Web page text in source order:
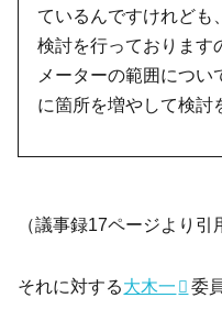
ているんですけれども
検討を行っております
メーターの範囲につい
に箇所を増やして検討
（議事録17ページより引
それに対する大木一 委